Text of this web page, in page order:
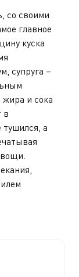
со своими
главное
куска
супруга –
и сока
в
а